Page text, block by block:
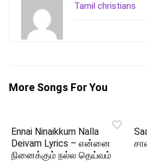
Tamil christians
More Songs For You
Ennai Ninaikkum Nalla
Deivam Lyrics – என்னை
நினைக்கும் நல்ல தெய்வம்